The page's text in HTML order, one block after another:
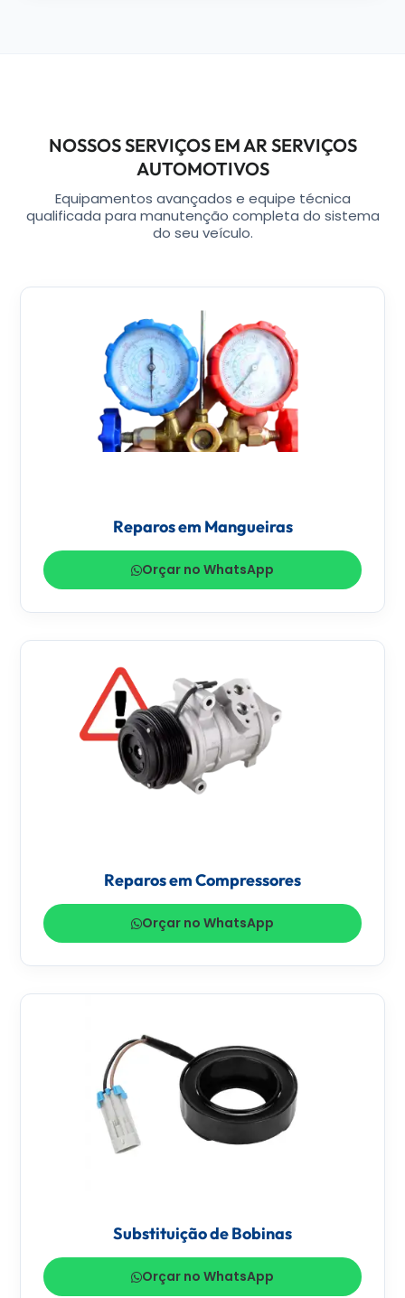
NOSSOS SERVIÇOS EM AR SERVIÇOS
AUTOMOTIVOS
Equipamentos avançados e equipe técnica
qualificada para manutenção completa do sistema
do seu veículo.
Reparos em Mangueiras
Orçar no WhatsApp
Reparos em Compressores
Orçar no WhatsApp
Substituição de Bobinas
Orçar no WhatsApp